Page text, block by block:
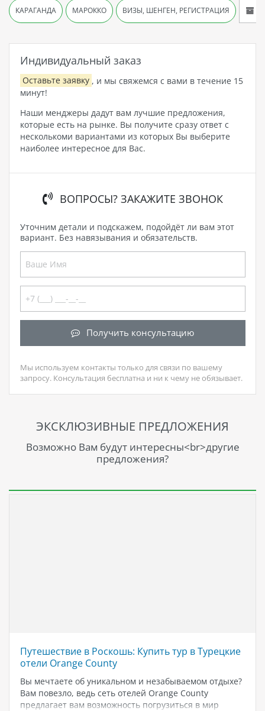
Индивидуальный заказ
Оставьте заявку , и мы свяжемся с вами в течение 15
минут!
Наши менджеры дадут вам лучшие предложения,
которые есть на рынке. Вы получите сразу ответ с
несколькоми вариантами из которых Вы выберите
наиболее интересное для Вас.
ВОПРОСЫ? ЗАКАЖИТЕ ЗВОНОК
Уточним детали и подскажем, подойдёт ли вам этот
вариант. Без навязывания и обязательств.
Получить консультацию
Мы используем контакты только для связи по вашему
запросу. Консультация бесплатна и ни к чему не обязывает.
ЭКСКЛЮЗИВНЫЕ ПРЕДЛОЖЕНИЯ
Возможно Вам будут интересны<br>другие
предложения?
Путешествие в Роскошь: Купить тур в Турецкие
отели Orange County
Вы мечтаете об уникальном и незабываемом отдыхе?
Вам повезло, ведь сеть отелей Orange County
предлагает вам возможность погрузиться в мир
КАРАГАНДА МАРОККО ВИЗЫ, ШЕНГЕН, РЕГИСТРАЦИЯ